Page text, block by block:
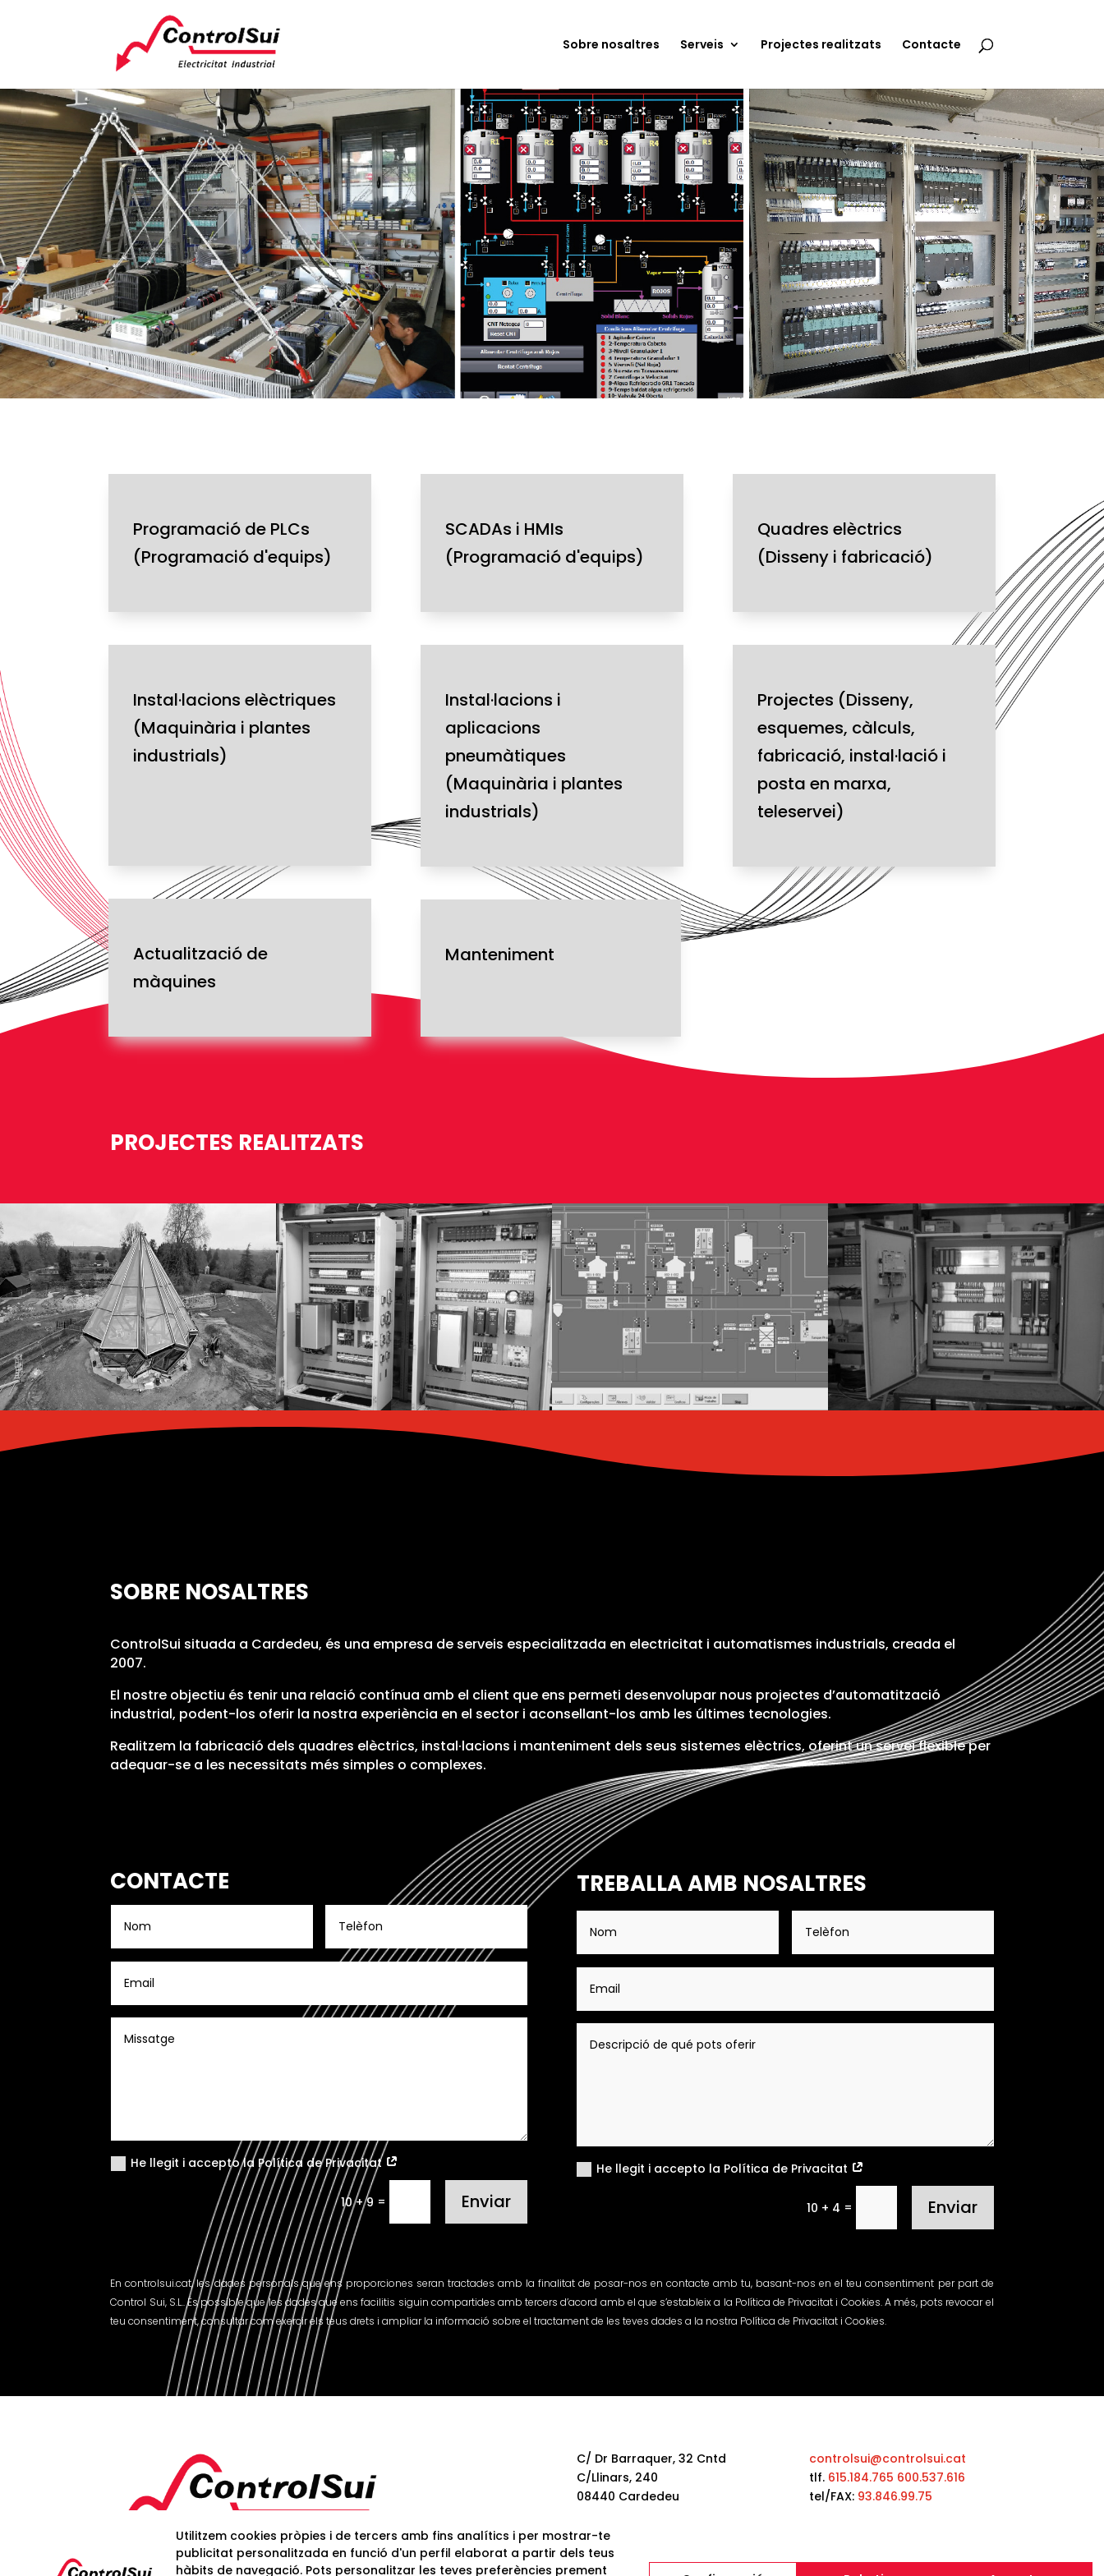
Sobre nosaltres Serveis Projectes realitzats Contacte
Programació de PLCs
(Programació d'equips)
Instal·lacions elèctriques
(Maquinària i plantes
industrials)
Actualització de
màquines
SCADAs i HMIs
(Programació d'equips)
Instal·lacions i
aplicacions
pneumàtiques
(Maquinària i plantes
industrials)
Manteniment
Quadres elèctrics
(Disseny i fabricació)
Projectes (Disseny,
esquemes, càlculs,
fabricació, instal·lació i
posta en marxa,
teleservei)
PROJECTES REALITZATS
SOBRE NOSALTRES
ControlSui situada a Cardedeu, és una empresa de serveis especialitzada en electricitat i automatismes industrials, creada el
2007.
El nostre objectiu és tenir una relació contínua amb el client que ens permeti desenvolupar nous projectes d’automatització
industrial, podent-los oferir la nostra experiència en el sector i aconsellant-los amb les últimes tecnologies.
Realitzem la fabricació dels quadres elèctrics, instal·lacions i manteniment dels seus sistemes elèctrics, oferint un servei flexible per
adequar-se a les necessitats més simples o complexes.
CONTACTE
He llegit i accepto la Política de Privacitat
10 + 9 = Enviar
TREBALLA AMB NOSALTRES
He llegit i accepto la Política de Privacitat
10 + 4 = Enviar
En controlsui.cat, les dades personals que ens proporciones seran tractades amb la finalitat de posar-nos en contacte amb tu, basant-nos en el teu consentiment per part de
Control Sui, S.L.. És possible que les dades que ens facilitis siguin compartides amb tercers d’acord amb el que s’estableix a la Política de Privacitat i Cookies. A més, pots revocar el
teu consentiment, consultar com exercir els teus drets i ampliar la informació sobre el tractament de les teves dades a la nostra Política de Privacitat i Cookies.
C/ Dr Barraquer, 32 Cntd
C/Llinars, 240
08440 Cardedeu
controlsui@controlsui.cat
tlf. 615.184.765 600.537.616
tel/FAX: 93.846.99.75
Utilitzem cookies pròpies i de tercers amb fins analítics i per mostrar-te
publicitat personalitzada en funció d'un perfil elaborat a partir dels teus
hàbits de navegació. Pots personalitzar les teves preferències prement